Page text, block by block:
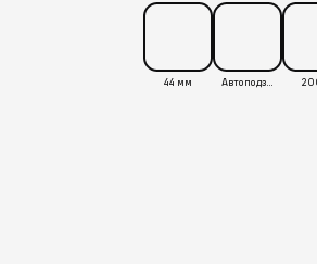
44 мм Автоподзавод